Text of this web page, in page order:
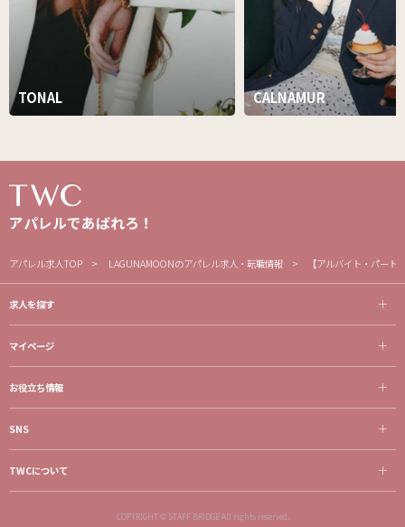
TONAL CALNAMUR
アパレルであばれろ！
アパレル求人TOP LAGUNAMOONのアパレル求人・転職情報 【アルバイト・パー
求人を探す
マイページ
お役立ち情報
SNS
TWCについて
COPYRIGHT © STAFF BRIDGE All rights reserved.